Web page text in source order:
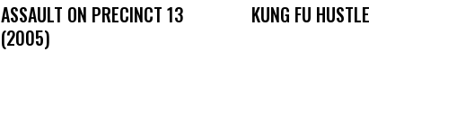
ASSAULT ON PRECINCT 13
(2005)
KUNG FU HUSTLE